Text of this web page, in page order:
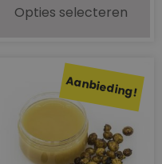
Opties selecteren
Aanbieding!